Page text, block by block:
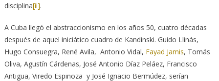
disciplina[ii].
A Cuba llegó el abstraccionismo en los años 50, cuatro décadas
después de aquel iniciático cuadro de Kandinski. Guido Llinás,
Hugo Consuegra, René Avila, Antonio Vidal, Fayad Jamis, Tomás
Oliva, Agustín Cárdenas, José Antonio Díaz Peláez, Francisco
Antigua, Viredo Espinoza y José Ignacio Bermúdez, serían